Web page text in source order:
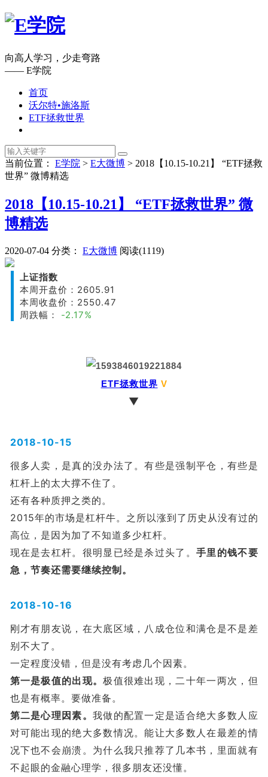
向高人学习，少走弯路
—— E学院
首页
沃尔特•施洛斯
ETF拯救世界
当前位置： E学院 > E大微博 > 2018【10.15-10.21】 “ETF拯救
世界” 微博精选
2018【10.15-10.21】 “ETF拯救世界” 微
博精选
2020-07-04 分类： E大微博 阅读(1119)
上证指数
本周开盘价：2605.91
本周收盘价：2550.47
周跌幅：
-2.17%
ETF拯救世界 V
▼
2018-10-15
很多人卖，是真的没办法了。有些是强制平仓，有些是
杠杆上的太大撑不住了。
还有各种质押之类的。
2015年的市场是杠杆牛。之所以涨到了历史从没有过的
高位，是因为加了不知道多少杠杆。
现在是去杠杆。很明显已经是杀过头了。 手里的钱不要
急，节奏还需要继续控制。
2018-10-16
刚才有朋友说，在大底区域，八成仓位和满仓是不是差
别不大了。
一定程度没错，但是没有考虑几个因素。
第一是极值的出现。极值很难出现，二十年一两次，但
也是有概率。要做准备。
第二是心理因素。 我做的配置一定是适合绝大多数人应
对可能出现的绝大多数情况。能让大多数人在最差的情
况下也不会崩溃。为什么我只推荐了几本书，里面就有
不起眼的金融心理学，很多朋友还没懂。